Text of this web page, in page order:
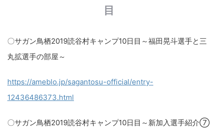
目
〇サガン鳥栖2019読谷村キャンプ10日目～福田晃斗選手と三
丸拡選手の部屋～​
https://ameblo.jp/sagantosu-official/entry-
12436486373.html​
〇サガン鳥栖2019読谷村キャンプ10日目～新加入選手紹介⑦